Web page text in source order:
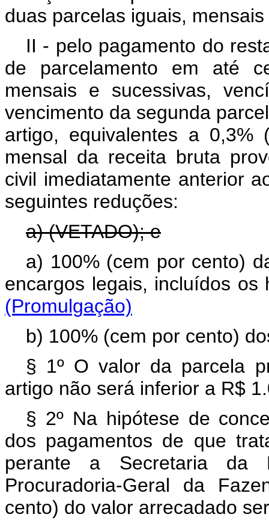
duas parcelas iguais,
II - pelo pagamento do
de parcelamento em até
mensais e sucessivas,
vencimento da segunda
artigo, equivalentes a 0,3%
mensal da receita bruta
civil imediatamente anterior
seguintes reduções:
a) (VETADO); e
a) 100% (cem por cento)
encargos legais, incluídos
(Promulgação)
b) 100% (cem por cento)
§ 1º O valor da parcela
artigo não será inferior a R$
§ 2º Na hipótese de
dos pagamentos de que
perante a Secretaria
Procuradoria-Geral da
cento) do valor arrecadado